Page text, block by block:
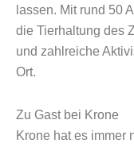
lassen. Mit rund 50
die Tierhaltung des
und zahlreiche
Ort.
Zu Gast bei Krone
Krone hat es immer